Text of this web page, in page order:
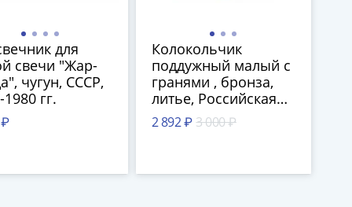
для
свечи "Жар-
чугун, СССР,
1980 гг.
Колокольчик
поддужный малый с
гранями , бронза,
литье, Российская
Империя, 1870-1917
гг.
2 892 ₽ 3 000 ₽